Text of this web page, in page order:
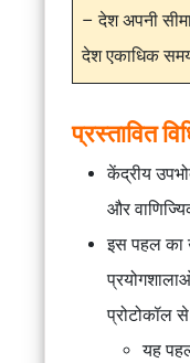
– देश अपनी
देशएकाधिक
प्रस्तावित
केंद्रीय
और
इस पहल का
प्रोटोकॉल
यह